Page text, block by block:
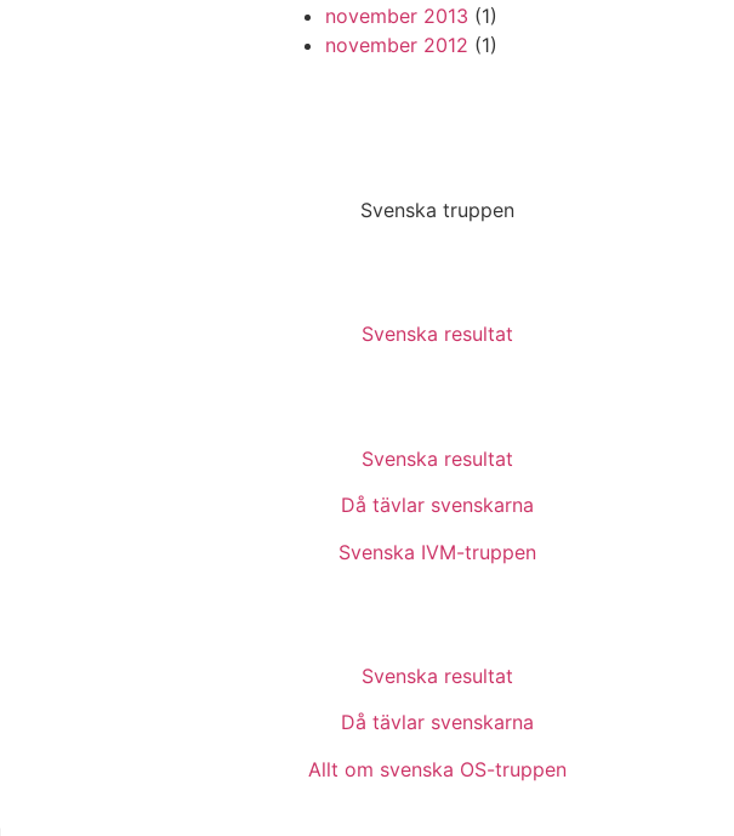
november 2013 (1)
november 2012 (1)
Svenska truppen
Svenska resultat
Svenska resultat
Då tävlar svenskarna
Svenska IVM-truppen
Svenska resultat
Då tävlar svenskarna
Allt om svenska OS-truppen